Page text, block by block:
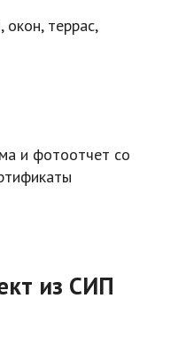
террас,
и фотоотчет со
из СИП